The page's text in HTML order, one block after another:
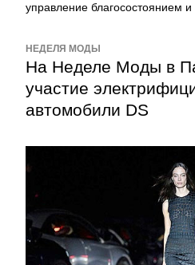
управление благосостоянием и
НЕДЕЛЯ МОДЫ
На Неделе Моды в
участие
автомобили DS